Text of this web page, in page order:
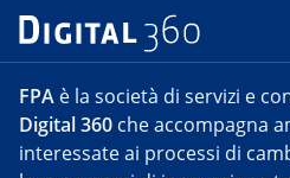
FPA è la società di servizi e
Digital 360 che accompagna
interessate ai processi di